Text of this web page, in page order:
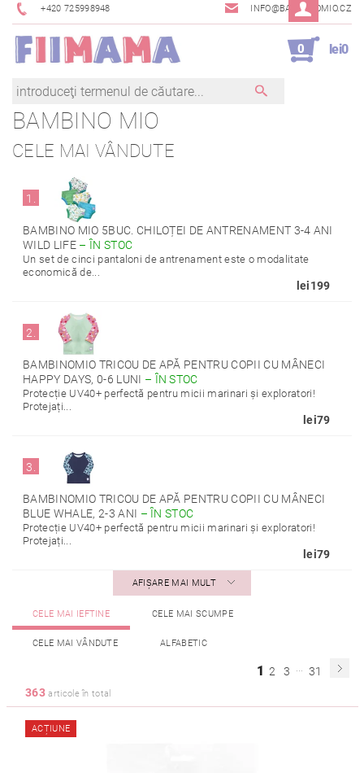
+420 725998948 INFO@BAMBINOMIO.CZ
0 lei0
BAMBINO MIO
CELE MAI VÂNDUTE
1.
BAMBINO MIO 5BUC. CHILOȚEI DE ANTRENAMENT 3-4 ANI
WILD LIFE – ÎN STOC
Un set de cinci pantaloni de antrenament este o modalitate
economică de...
lei199
2.
BAMBINOMIO TRICOU DE APĂ PENTRU COPII CU MÂNECI
HAPPY DAYS, 0-6 LUNI – ÎN STOC
Protecție UV40+ perfectă pentru micii marinari și exploratori!
Protejați...
lei79
3.
BAMBINOMIO TRICOU DE APĂ PENTRU COPII CU MÂNECI
BLUE WHALE, 2-3 ANI – ÎN STOC
Protecție UV40+ perfectă pentru micii marinari și exploratori!
Protejați...
lei79
AFIŞARE MAI MULT
CELE MAI IEFTINE CELE MAI SCUMPE
CELE MAI VÂNDUTE ALFABETIC
1 2 3 ... 31
363articole în total
ACȚIUNE